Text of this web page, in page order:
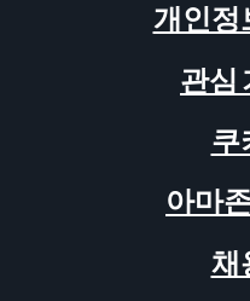
개인정
관심
쿠
아마
채